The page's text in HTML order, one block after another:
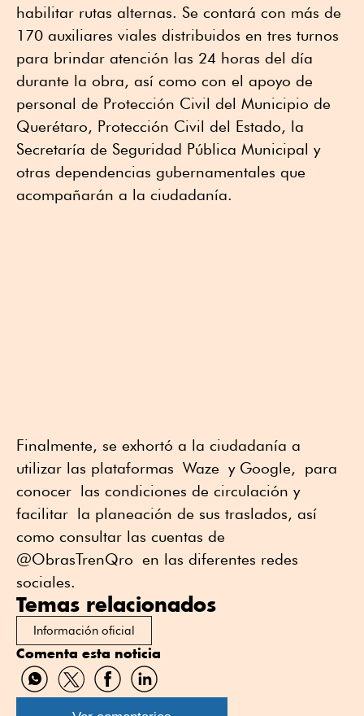
habilitar rutas alternas. Se contará con más de
170 auxiliares viales distribuidos en tres turnos
para brindar atención las 24 horas del día
durante la obra, así como con el apoyo de
personal de Protección Civil del Municipio de
Querétaro, Protección Civil del Estado, la
Secretaría de Seguridad Pública Municipal y
otras dependencias gubernamentales que
acompañarán a la ciudadanía.
Finalmente, se exhortó a la ciudadanía a
utilizar las plataformas Waze y Google, para
conocer las condiciones de circulación y
facilitar la planeación de sus traslados, así
como consultar las cuentas de
@ObrasTrenQro en las diferentes redes
sociales.
Temas relacionados
Información oficial
Comenta esta noticia
Compartir
por
Compartir
por
Compartir
por
Compartir
por